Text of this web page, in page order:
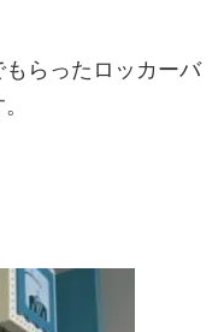
らったロッカーバ